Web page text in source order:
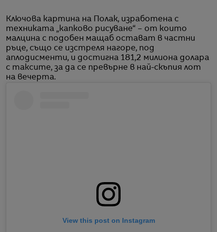
Ключова картина на Полак, изработена с
техниката „капково рисуване“ – от които
малцина с подобен мащаб остават в частни
ръце, също се изстреля нагоре, под
аплодисменти, и достигна 181,2 милиона долара
с таксите, за да се превърне в най-скъпия лот
на вечерта.
View this post on Instagram